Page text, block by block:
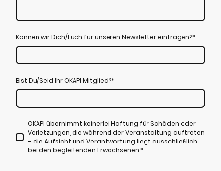
Können wir Dich/Euch für unseren Newsletter eintragen?*
Bist Du/Seid Ihr OKAPI Mitglied?*
OKAPI übernimmt keinerlei Haftung für Schäden oder
Verletzungen, die während der Veranstaltung auftreten
– die Aufsicht und Verantwortung liegt ausschließlich
bei den begleitenden Erwachsenen.*